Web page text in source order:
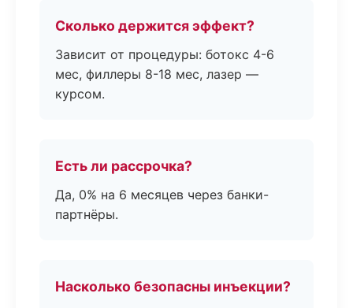
Сколько держится эффект?
Зависит от процедуры: ботокс 4-6
мес, филлеры 8-18 мес, лазер —
курсом.
Есть ли рассрочка?
Да, 0% на 6 месяцев через банки-
партнёры.
Насколько безопасны инъекции?